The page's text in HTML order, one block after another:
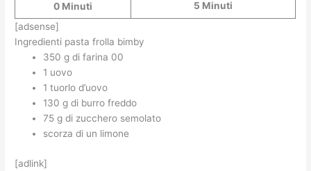
0 Minuti
5 Minuti
[adsense]
Ingredienti pasta frolla bimby
350 g di farina 00
1 uovo
1 tuorlo d’uovo
130 g di burro freddo
75 g di zucchero semolato
scorza di un limone
[adlink]